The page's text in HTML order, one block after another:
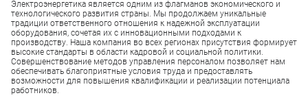
Электроэнергетика является одним из флагманов экономического и
технологического развития страны. Мы продолжаем уникальные
традиции ответственного отношения к надежной эксплуатации
оборудования, сочетая их с инновационными подходами к
производству. Наша компания во всех регионах присутствия формирует
высокие стандарты в области кадровой и социальной политики.
Совершенствование методов управления персоналом позволяет нам
обеспечивать благоприятные условия труда и предоставлять
возможности для повышения квалификации и реализации потенциала
работников.